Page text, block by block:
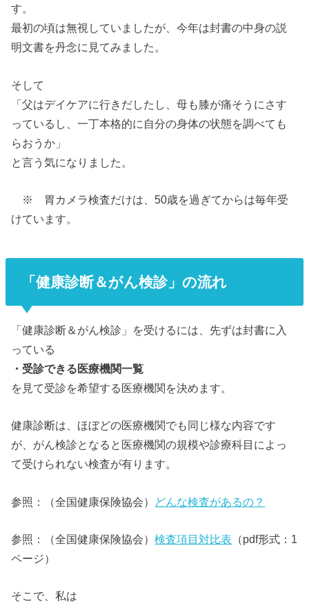
す。
最初の頃は無視していましたが、今年は封書の中身の説
明文書を丹念に見てみました。
そして
「父はデイケアに行きだしたし、母も膝が痛そうにさす
っているし、一丁本格的に自分の身体の状態を調べても
らおうか」
と言う気になりました
※ 胃カメラ検査だけは、50歳を過ぎてからは毎年受
けています。
「健康診断＆がん検診」の流れ
「健康診断＆がん検診」を受けるには、先ずは封書に入
っている
・受診できる医療機関一覧
を見て受診を希望する医療機関を決めます。
健康診断は、ほぼどの医療機関でも同じ様な内容です
が、がん検診となると医療機関の規模や診療科目によっ
て受けられない検査が有ります。
参照：（全国健康保険協会） どんな検査があるの？
参照： （全国健康保険協会）検査項目対比表 （pdf形式：1
ページ）
そこで、私は